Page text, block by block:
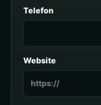
Telefon
Website